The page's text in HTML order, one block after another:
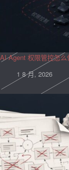
AI Agent 权限管控怎
1 8 月, 2026